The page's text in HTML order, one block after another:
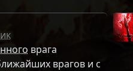
врага
врагов и с